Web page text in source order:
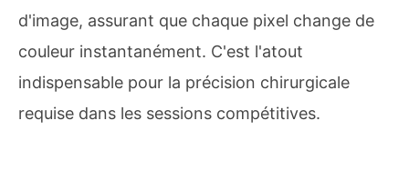
d'image, assurant que chaque pixel change de
couleur instantanément. C'est l'atout
indispensable pour la précision chirurgicale
requise dans les sessions compétitives.